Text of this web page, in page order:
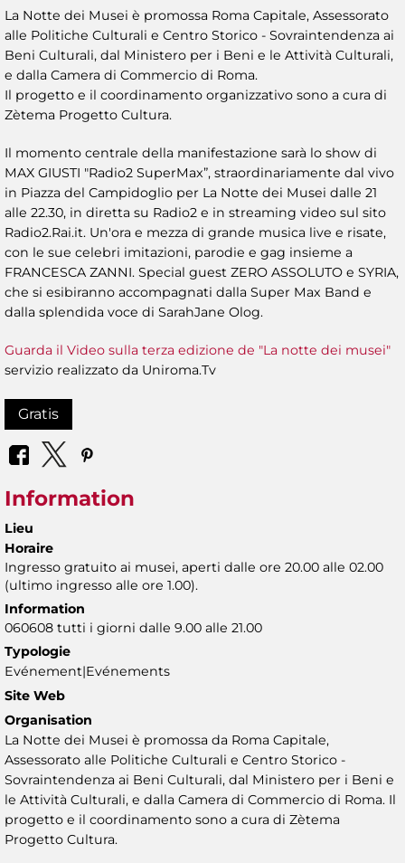
La Notte dei Musei è promossa Roma Capitale, Assessorato
alle Politiche Culturali e Centro Storico - Sovraintendenza ai
Beni Culturali, dal Ministero per i Beni e le Attività Culturali,
e dalla Camera di Commercio di Roma.
Il progetto e il coordinamento organizzativo sono a cura di
Zètema Progetto Cultura.
Il momento centrale della manifestazione sarà lo show di
MAX GIUSTI "Radio2 SuperMax”, straordinariamente dal vivo
in Piazza del Campidoglio per La Notte dei Musei dalle 21
alle 22.30, in diretta su Radio2 e in streaming video sul sito
Radio2.Rai.it. Un'ora e mezza di grande musica live e risate,
con le sue celebri imitazioni, parodie e gag insieme a
FRANCESCA ZANNI. Special guest ZERO ASSOLUTO e SYRIA,
che si esibiranno accompagnati dalla Super Max Band e
dalla splendida voce di SarahJane Olog.
Guarda il Video sulla terza edizione de "La notte dei musei"
servizio realizzato da Uniroma.Tv
Gratis
Information
Lieu
Horaire
Ingresso gratuito ai musei, aperti dalle ore 20.00 alle 02.00
(ultimo ingresso alle ore 1.00).
Information
060608 tutti i giorni dalle 9.00 alle 21.00
Typologie
Evénement|Evénements
Site Web
Organisation
La Notte dei Musei è promossa da Roma Capitale,
Assessorato alle Politiche Culturali e Centro Storico -
Sovraintendenza ai Beni Culturali, dal Ministero per i Beni e
le Attività Culturali, e dalla Camera di Commercio di Roma. Il
progetto e il coordinamento sono a cura di Zètema
Progetto Cultura.